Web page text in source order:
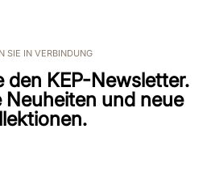
SIE IN VERBINDUNG
den KEP-Newsletter.
Neuheiten und neue